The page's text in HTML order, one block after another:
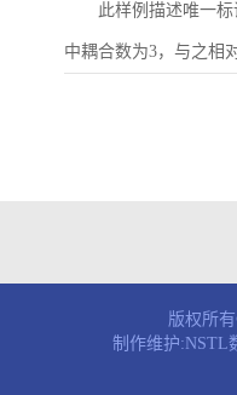
此样例描述唯一标
中耦合数为3，与之相
版权所
制作维护:NSTL